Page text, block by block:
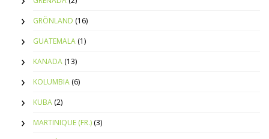
GRÖNLAND (16)
GUATEMALA (1)
KANADA (13)
KOLUMBIA (6)
KUBA (2)
MARTINIQUE (FR.) (3)